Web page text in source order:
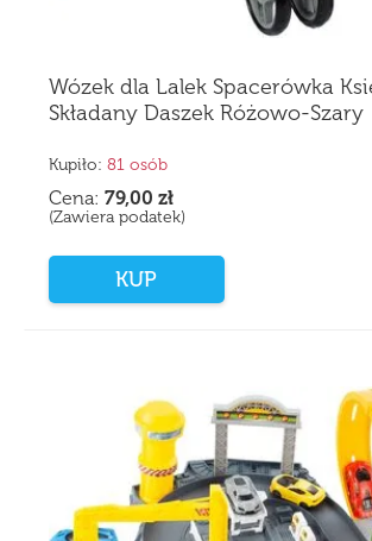
Wózek dla Lalek Spacerówka
Składany Daszek Różowo-Szary
Kupiło: 81 osób
Cena: 79,00 zł
(Zawiera podatek)
KUP